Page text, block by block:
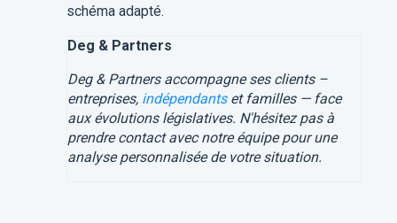
schéma adapté.
Deg & Partners
Deg & Partners accompagne ses clients –
entreprises, indépendantset familles — face
aux évolutions législatives. N'hésitez pas à
prendre contact avec notre équipe pour une
analyse personnalisée de votre situation.